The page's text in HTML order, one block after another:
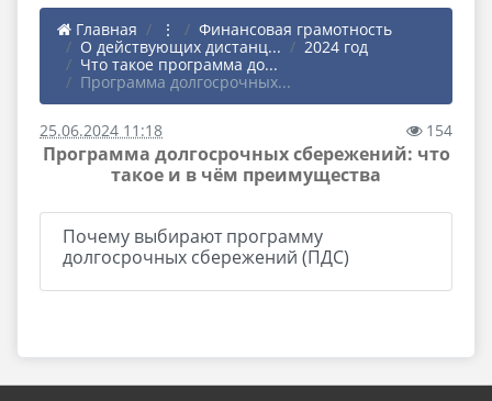
Главная ⋮
Финансовая грамотность
О действующих дистанц...
2024 год
Что такое программа до...
Программа долгосрочных...
25.06.2024 11:18 154
Программа долгосрочных сбережений: что
такое и в чём преимущества
Почему выбирают программу
долгосрочных сбережений (ПДС)